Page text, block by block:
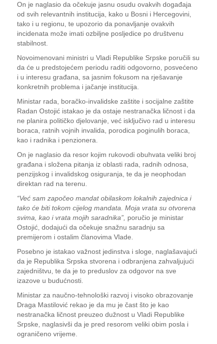
On je naglasio da očekuje jasnu osudu ovakvih događaja
od svih relevantnih institucija, kako u Bosni i Hercegovini,
tako i u regionu, te upozorio da ponavljanje ovakvih
incidenata može imati ozbiljne posljedice po društvenu
stabilnost.
Novoimenovani ministri u Vladi Republike Srpske poručili su
da će u predstojećem periodu raditi odgovorno, posvećeno
i u interesu građana, sa jasnim fokusom na rješavanje
konkretnih problema i jačanje institucija.
Ministar rada, boračko-invalidske zaštite i socijalne zaštite
Radan Ostojić istakao je da ostaje nestranačka ličnost i da
ne planira političko djelovanje, već isključivo rad u interesu
boraca, ratnih vojnih invalida, porodica poginulih boraca,
kao i radnika i penzionera.
On je naglasio da resor kojim rukovodi obuhvata veliki broj
građana i složena pitanja iz oblasti rada, radnih odnosa,
penzijskog i invalidskog osiguranja, te da je neophodan
direktan rad na terenu.
“Već sam započeo mandat obilaskom lokalnih zajednica i
tako će biti tokom cijelog mandata. Moja vrata su otvorena
svima, kao i vrata mojih saradnika”, poručio je ministar
Ostojić, dodajući da očekuje snažnu saradnju sa
premijerom i ostalim članovima Vlade.
Posebno je istakao važnost jedinstva i sloge, naglašavajući
da je Republika Srpska stvorena i odbranjena zahvaljujući
zajedništvu, te da je to preduslov za odgovor na sve
izazove u budućnosti.
Ministar za naučno-tehnološki razvoj i visoko obrazovanje
Draga Mastilović rekao je da mu je čast što je kao
nestranačka ličnost preuzeo dužnost u Vladi Republike
Srpske, naglasivši da je pred resorom veliki obim posla i
ograničeno vrijeme.